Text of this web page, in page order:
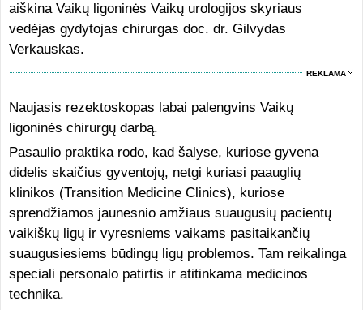
aiškina Vaikų ligoninės Vaikų urologijos skyriaus
vedėjas gydytojas chirurgas doc. dr. Gilvydas
Verkauskas.
REKLAMA
Naujasis rezektoskopas labai palengvins Vaikų
ligoninės chirurgų darbą.
Pasaulio praktika rodo, kad šalyse, kuriose gyvena
didelis skaičius gyventojų, netgi kuriasi paauglių
klinikos (Transition Medicine Clinics), kuriose
sprendžiamos jaunesnio amžiaus suaugusių pacientų
vaikiškų ligų ir vyresniems vaikams pasitaikančių
suaugusiesiems būdingų ligų problemos. Tam reikalinga
speciali personalo patirtis ir atitinkama medicinos
technika.